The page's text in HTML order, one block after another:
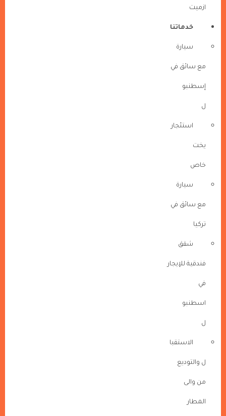
ازميت
خدماتنا
سيارة
مع سائق في
إسطنبو
ل
استئجار
يخت
خاص
سيارة
مع سائق في
تركيا
شقق
فندقية للإيجار
في
اسطنبو
ل
الاستقبا
ل والتوديع
من والى
المطار